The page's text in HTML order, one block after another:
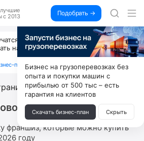
лучшие
с 2013
Подобрать →
пользоваться ИИ, вы можете
на их обучении по 500 тыс. каждый
план ↓
5
Уренгое
франшиз, которые можно купить
году
Бизнес на грузоперевозках без
опыта и покупки машин с
прибылью от 500 тыс – есть
гарантия на клиентов
Скачать бизнес-план Скрыть